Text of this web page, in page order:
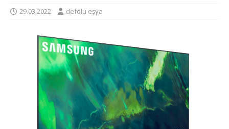
29.03.2022 defolu eşya